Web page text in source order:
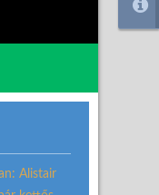
Alistair